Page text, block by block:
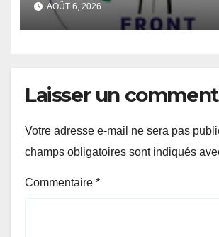
report du scrutin.
AOÛT 6, 2026
Laisser un
Votre adresse e-mail ne sera pas
champs obligatoires sont indiqués
Commentaire *